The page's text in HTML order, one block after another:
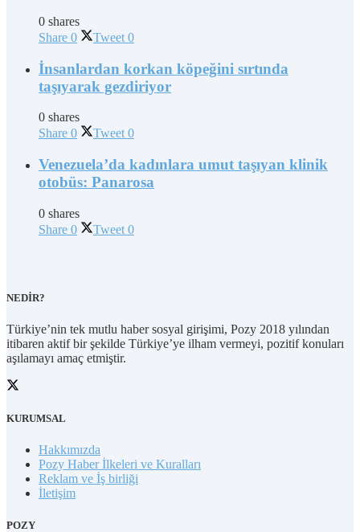
0 shares
Share 0 Tweet 0
İnsanlardan korkan köpeğini sırtında
taşıyarak gezdiriyor
0 shares
Share 0 Tweet 0
Venezuela’da kadınlara umut taşıyan klinik
otobüs: Panarosa
0 shares
Share 0 Tweet 0
NEDİR?
Türkiye’nin tek mutlu haber sosyal girişimi, Pozy 2018 yılından
itibaren aktif bir şekilde Türkiye’ye ilham vermeyi, pozitif konuları
aşılamayı amaç etmiştir.
KURUMSAL
Hakkımızda
Pozy Haber İlkeleri ve Kuralları
Reklam ve İş birliği
İletişim
POZY